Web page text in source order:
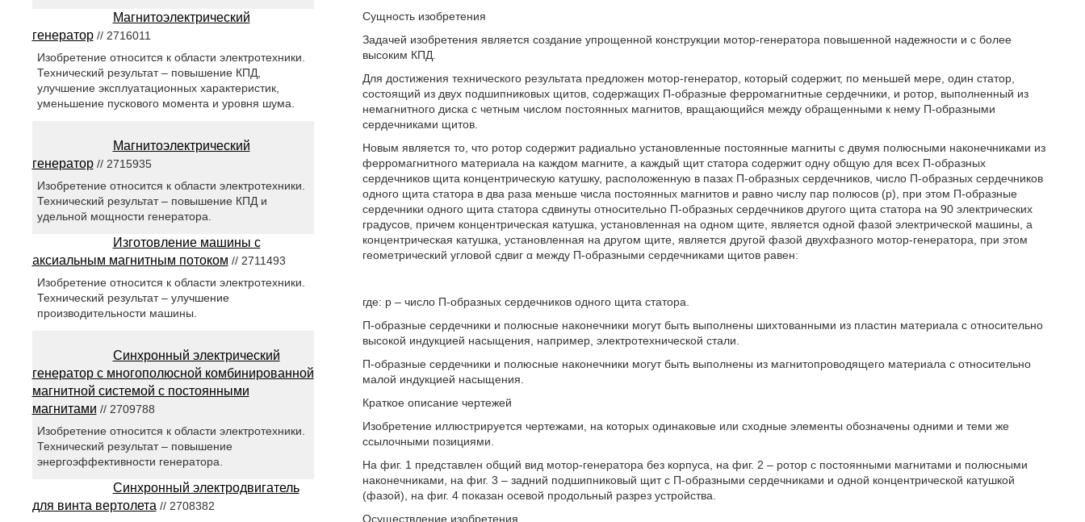
Сущность изобретения
Задачей изобретения является создание упрощенной конструкции мотор-генератора повышенной надежности и с более
высоким КПД.
Для достижения технического результата предложен мотор-генератор, который содержит, по меньшей мере, один статор,
состоящий из двух подшипниковых щитов, содержащих П-образные ферромагнитные сердечники, и ротор, выполненный из
немагнитного диска с четным числом постоянных магнитов, вращающийся между обращенными к нему П-образными
сердечниками щитов.
Новым является то, что ротор содержит радиально установленные постоянные магниты с двумя полюсными наконечниками из
ферромагнитного материала на каждом магните, а каждый щит статора содержит одну общую для всех П-образных
сердечников щита концентрическую катушку, расположенную в пазах П-образных сердечников, число П-образных сердечников
одного щита статора в два раза меньше числа постоянных магнитов и равно числу пар полюсов (р), при этом П-образные
сердечники одного щита статора сдвинуты относительно П-образных сердечников другого щита статора на 90 электрических
градусов, причем концентрическая катушка, установленная на одном щите, является одной фазой электрической машины, а
концентрическая катушка, установленная на другом щите, является другой фазой двухфазного мотор-генератора, при этом
геометрический угловой сдвиг α между П-образными сердечниками щитов равен:
где: р – число П-образных сердечников одного щита статора.
П-образные сердечники и полюсные наконечники могут быть выполнены шихтованными из пластин материала с относительно
высокой индукцией насыщения, например, электротехнической стали.
П-образные сердечники и полюсные наконечники могут быть выполнены из магнитопроводящего материала с относительно
малой индукцией насыщения.
Краткое описание чертежей
Изобретение иллюстрируется чертежами, на которых одинаковые или сходные элементы обозначены одними и теми же
ссылочными позициями.
На фиг. 1 представлен общий вид мотор-генератора без корпуса, на фиг. 2 – ротор с постоянными магнитами и полюсными
наконечниками, на фиг. 3 – задний подшипниковый щит с П-образными сердечниками и одной концентрической катушкой
(фазой), на фиг. 4 показан осевой продольный разрез устройства.
Осуществление изобретения
Магнитоэлектрический
генератор// 2716011
Изобретение относится к области электротехники.
Технический результат – повышение КПД,
улучшение эксплуатационных характеристик,
уменьшение пускового момента и уровня шума.
Магнитоэлектрический
генератор// 2715935
Изобретение относится к области электротехники.
Технический результат – повышение КПД и
удельной мощности генератора.
Изготовление машины с
аксиальным магнитным потоком // 2711493
Изобретение относится к области электротехники.
Технический результат – улучшение
производительности машины.
Синхронный электрический
генератор с многополюсной комбинированной
магнитной системой с постоянными
магнитами // 2709788
Изобретение относится к области электротехники.
Технический результат – повышение
энергоэффективности генератора.
Синхронный электродвигатель
для винта вертолета // 2708382